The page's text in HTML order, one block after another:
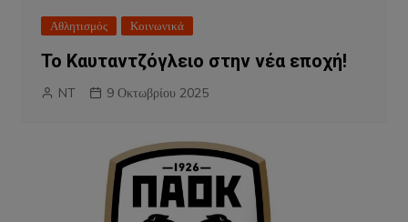
Αθλητισμός Κοινωνικά
Το Καυταντζόγλειο στην νέα εποχή!
NT 9 Οκτωβρίου 2025